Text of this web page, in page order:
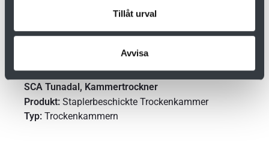
Tillåt urval
Avvisa
SCA Tunadal, Kammertrockner
Produkt: Staplerbeschickte Trockenkammer
Typ: Trockenkammern